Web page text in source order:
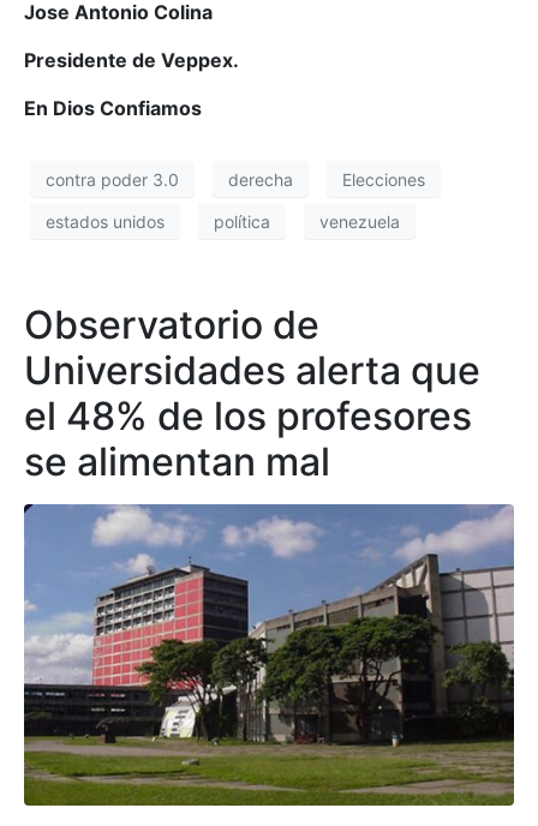
Jose Antonio Colina
Presidente de Veppex.
En Dios Confiamos
contra poder 3.0 derecha Elecciones
estados unidos política venezuela
Observatorio de
Universidades alerta que
el 48% de los profesores
se alimentan mal